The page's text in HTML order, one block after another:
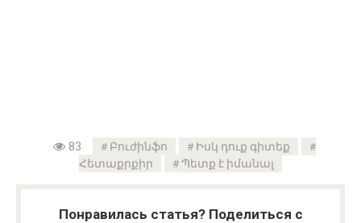
83 Բուժինֆո
Իսկ դուք գիտեք
Հետաքրքիր
Պետք է իմանալ
Понравилась статья? Поделиться с